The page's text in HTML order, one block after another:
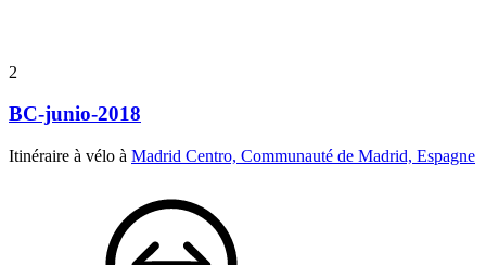
2
BC-junio-2018
Itinéraire à vélo à Madrid Centro, Communauté de Madrid, Espagne